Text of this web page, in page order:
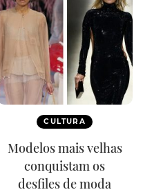
CULTURA
Modelos mais velhas
conquistam os
desfiles de moda